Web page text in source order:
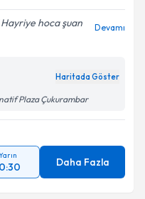
hoca şuan
Devamı
Haritada Göster
Plaza Çukurambar
Daha Fazla